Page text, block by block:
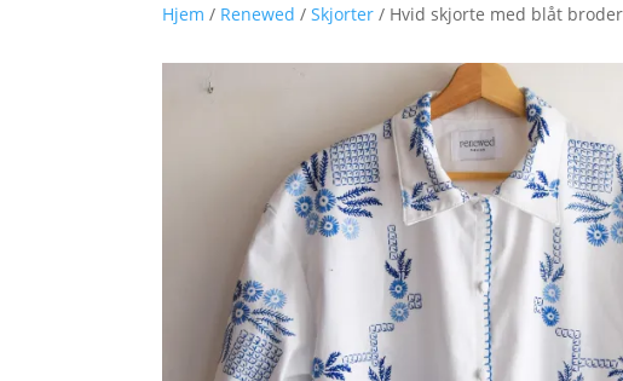
Hjem / Renewed /Skjorter / Hvid skjorte med blåt